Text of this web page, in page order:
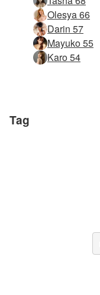
Olesya 66
Darin 57
Mayuko 55
Karo 54
Tag